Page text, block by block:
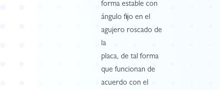
forma estable con
ángulo fijo en el
agujero roscado de
la
placa, de tal forma
que funcionan de
acuerdo con el